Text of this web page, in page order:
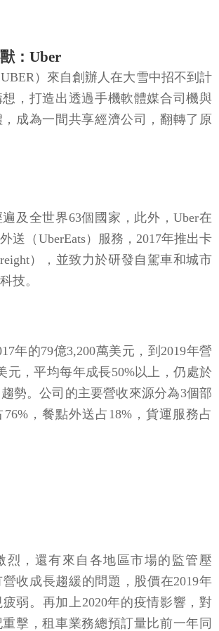
：Uber
）來自創辦人在大雪中招不到計
，打造出透過手機軟體媒合司機與
成為一間共享經濟公司，翻轉了原
及全世界63個國家，此外，Uber在
送（UberEats）服務，2017年推出卡
），並致力於研發自駕車和城市
技。
年的79億3,200萬美元，到2019年營
元，平均每年成長50%以上，仍處於
勢。公司的主要營收來源分為3個部
，餐點外送占18%，貨運服務占
烈，還有來自各地區市場的監管壓
收成長趨緩的問題，股價在2019年
弱。再加上2020年的疫情影響，對
擊，租車業務總預訂量比前一年同